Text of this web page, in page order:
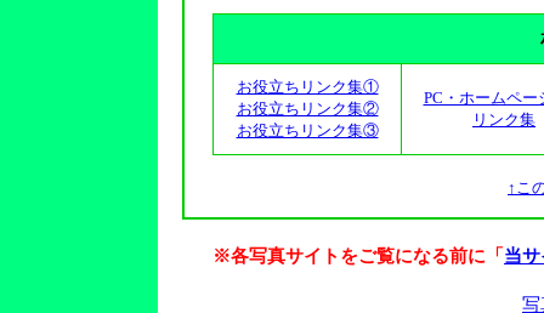
お役立ちリンク集①
お役立ちリンク集②
お役立ちリンク集③
PC・ホームペー
リンク集
↑こ
※各写真サイトをご覧になる前に「 当
写